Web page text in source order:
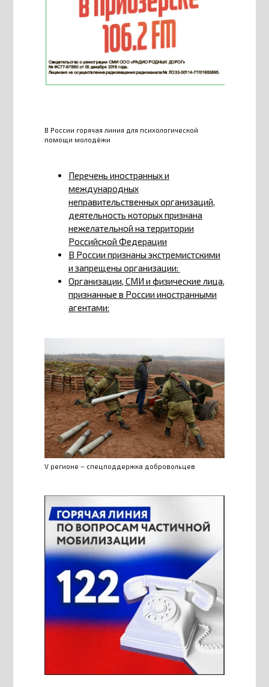
В России горячая линия для психологической
помощи молодёжи
Перечень иностранных и
международных
неправительственных организаций,
деятельность которых признана
нежелательной на территории
Российской Федерации
В России признаны экстремистскими
и запрещены организации:
Организации, СМИ и физические лица,
признанные в России иностранными
агентами:
V регионе – спецподдержка добровольцев